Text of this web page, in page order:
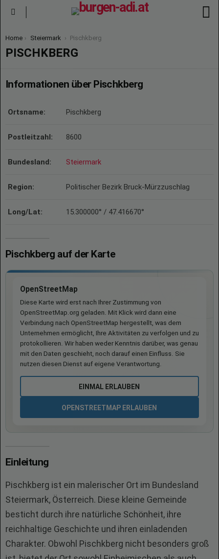
You are here:
Home Steiermark Pischkberg
PISCHKBERG
Informationen über Pischkberg
Ortsname: Pischkberg
Postleitzahl: 8600
Bundesland: Steiermark
Region: Politischer Bezirk Bruck-Mürzzuschlag
Long/Lat: 15.300000° / 47.416670°
Pischkberg auf der Karte
OpenStreetMap
Diese Karte wird erst nach Ihrer Zustimmung von
OpenStreetMap.org geladen. Mit Klick wird dann eine
Verbindung nach OpenStreetMap hergestellt, was dem
Unternehmen ermöglicht, Ihre Aktivitäten zu verfolgen und zu
protokollieren. Wir haben weder Kenntnis darüber, was genau
mit den Daten geschieht, noch darauf einen Einfluss. Sie
nutzen diesen Dienst auf eigene Verantwortung.
EINMAL ERLAUBEN
OPENSTREETMAP ERLAUBEN
Einleitung
Pischkberg ist ein malerischer Ort im Bundesland
Steiermark, Österreich. Diese kleine Gemeinde
besticht durch ihre natürliche Schönheit, ihre
reichhaltige Geschichte und ihren einladenden
Charakter. Obwohl Pischkberg nicht besonders groß